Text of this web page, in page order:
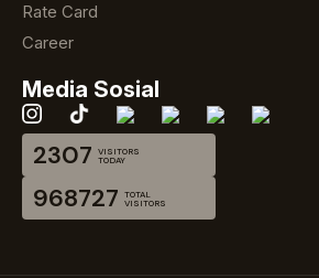
Rate Card
Career
Media Sosial
2307 VISITORS
TODAY
968727 TOTAL
VISITORS